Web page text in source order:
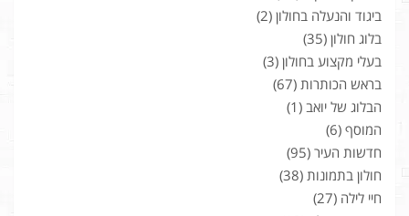
ביגוד והנעלה בחולון (2)
בלוג חולון (35)
בעלי מקצוע בחולון (3)
בראש הכותרות (67)
הבלוג של יואב (1)
המוסף (6)
חדשות העיר (95)
חולון בתמונות (38)
חיי לילה (27)